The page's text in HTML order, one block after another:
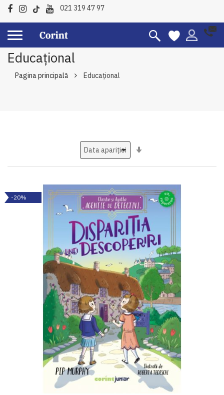
021 319 47 97
Educațional
Pagina principală Educațional
-20%